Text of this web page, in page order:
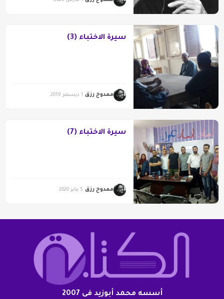
سيرة الاختباء (3)
ممدوح رزق 1 ديسمبر 2019
سيرة الاختباء (7)
ممدوح رزق 5 يناير 2020
أسسه محمد أبوزيد فى 2007